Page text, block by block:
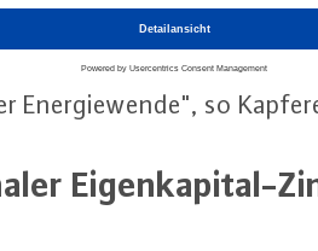
unnötige Kosten
En­er­gie­wen­de", so
Ei­gen­ka­pi­tal-